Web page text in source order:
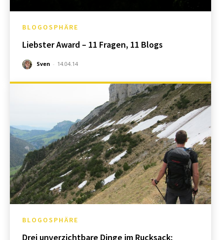
BLOGOSPHÄRE
Liebster Award – 11 Fragen, 11 Blogs
Sven - 14.04.14
BLOGOSPHÄRE
Drei unverzichtbare Dinge im Rucksack: